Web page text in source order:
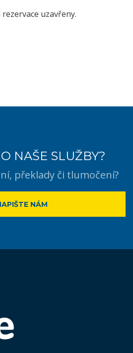
uzavřeny.
NAŠE SLUŽBY?
překlady či tlumočení?
NÁM